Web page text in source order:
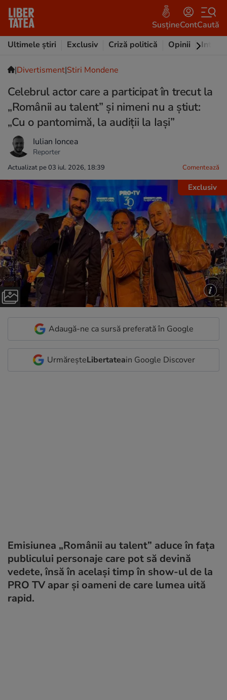
SusțineContCaută
Ultimele știri
Exclusiv Criză politică Opinii
|Divertisment|Stiri Mondene
Celebrul actor care a participat în trecut la
„Românii au talent” și nimeni nu a știut:
„Cu o pantomimă, la audiții la Iași”
Iulian Ioncea
Reporter
Actualizat pe 03 iul. 2026, 18:39 Comentează
Exclusiv
Adaugă-ne ca sursă preferată în Google
UrmăreșteLibertateain Google Discover
Emisiunea „Românii au talent” aduce în fața
publicului personaje care pot să devină
vedete, însă în același timp în show-ul de la
PRO TV apar și oameni de care lumea uită
rapid.